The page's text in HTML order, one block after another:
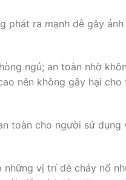
phát ra mạnh dễ gây ảnh
ngủ; an toàn nhờ
nên không gây hại cho
toàn cho người sử dụng
vị trí dễ cháy nổ